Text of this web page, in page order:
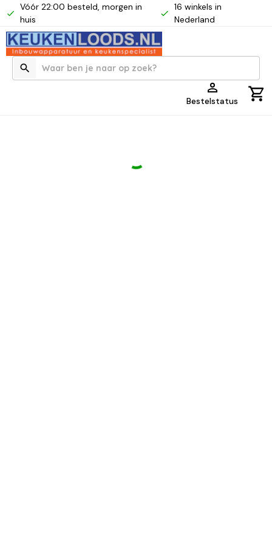
Vóór 22:00 besteld, morgen in
huis
16 winkels in
Nederland
Bestelstatus